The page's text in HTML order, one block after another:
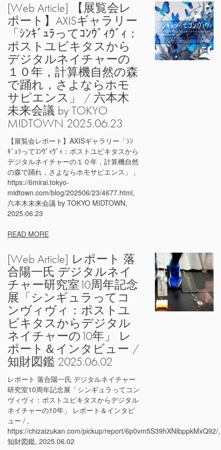
[Web Article] 【展覧会レ
ポート】AXISギャラリー
「ｼﾝｷﾞｭﾗってｺﾝｳﾞｨｳﾞｨ：
ポストユビキタスから
デジタルネイチャーの
１０年，計算機自然の森
で踊れ，さよならホモ
サピエンス」 / 六本木
未来会議 by TOKYO
MIDTOWN 2025.06.23
【展覧会レポート】AXISギャラリー「ｼﾝ
ｷﾞｭﾗってｺﾝｳﾞｨｳﾞｨ：ポストユビキタスから
デジタルネイチャーの１０年，計算機自然
の森で踊れ，さよならホモサピエンス」 ,
https://6mirai.tokyo-
midtown.com/blog/202506/23/4677.html,
六本木未来会議 by TOKYO MIDTOWN,
2025.06.23
READ MORE
[Web Article] レポート 落
合陽一氏 デジタルネイ
チャー研究室10周年記念
展「シンギュラってコ
ンヴィヴィ：ポストユ
ビキタスからデジタル
ネイチャーの10年」 レ
ポート＆インタビュー /
知財図鑑 2025.06.02
レポート 落合陽一氏 デジタルネイチャー
研究室10周年記念展「シンギュラってコン
ヴィヴィ：ポストユビキタスからデジタル
ネイチャーの10年」 レポート＆インタビ
ュー / ,
https://chizaizukan.com/pickup/report/6p0vm5S39hXNIbppkMxQ92/,
知財図鑑, 2025.06.02